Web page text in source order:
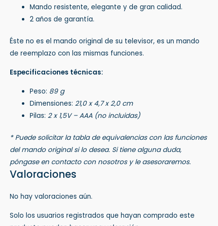
Mando resistente, elegante y de gran calidad.
2 años de garantía.
Éste no es el mando original de su televisor, es un mando
de reemplazo con las mismas funciones.
Especificaciones técnicas:
Peso: 89 g
Dimensiones:21,0 x 4,7 x 2,0 cm
Pilas:2 x 1,5V – AAA (no incluidas)
* Puede solicitar la tabla de equivalencias con las funciones
del mando original si lo desea. Si tiene alguna duda,
póngase en contacto con nosotros y le asesoraremos.
Valoraciones
No hay valoraciones aún.
Solo los usuarios registrados que hayan comprado este